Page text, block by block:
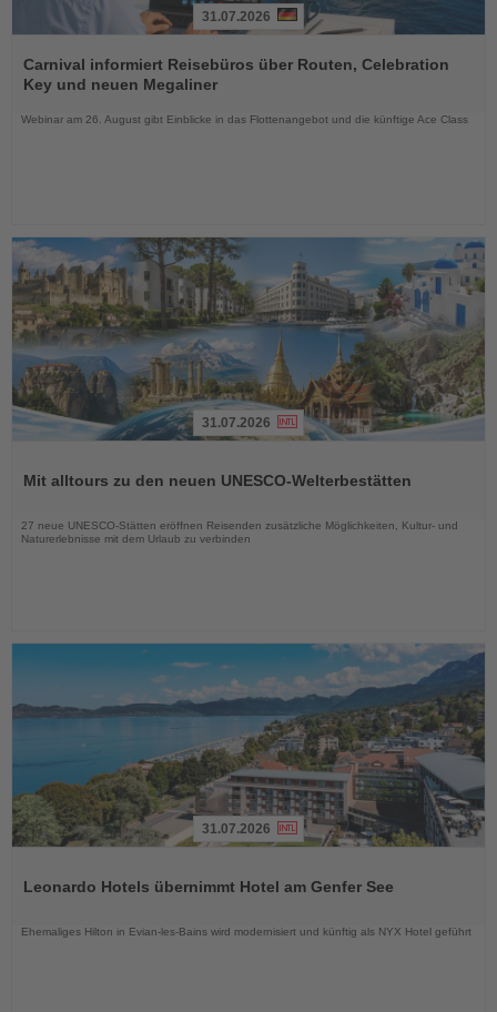
Sie
die
Nachrichten
31.07.2026
Carnival informiert Reisebüros über Routen, Celebration
Key und neuen Megaliner
Webinar am 26. August gibt Einblicke in das Flottenangebot und die künftige Ace Class
die
31.07.2026
Mit alltours zu den neuen UNESCO-Welterbestätten
27 neue UNESCO-Stätten eröffnen Reisenden zusätzliche Möglichkeiten, Kultur- und
Naturerlebnisse mit dem Urlaub zu verbinden
die
31.07.2026
Leonardo Hotels übernimmt Hotel am Genfer See
Ehemaliges Hilton in Evian-les-Bains wird modernisiert und künftig als NYX Hotel geführt